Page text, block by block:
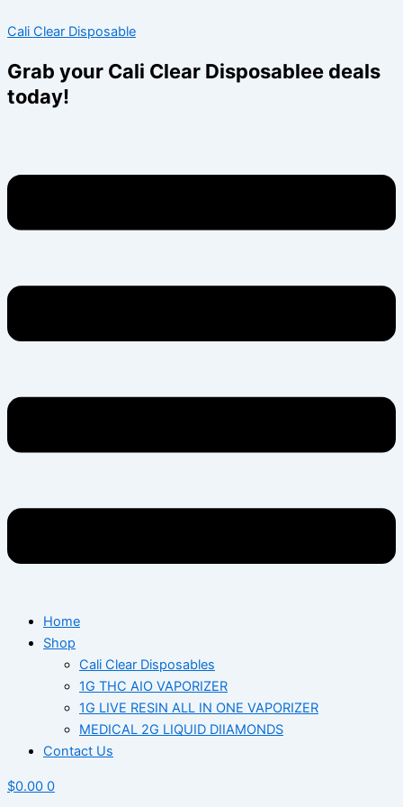
to
Cali Clear Disposable
Grab your Cali Clear Disposablee deals
today!
Home
Shop
Cali Clear Disposables
1G THC AIO VAPORIZER
1G LIVE RESIN ALL IN ONE VAPORIZER
MEDICAL 2G LIQUID DIIAMONDS
Contact Us
$0.00 0